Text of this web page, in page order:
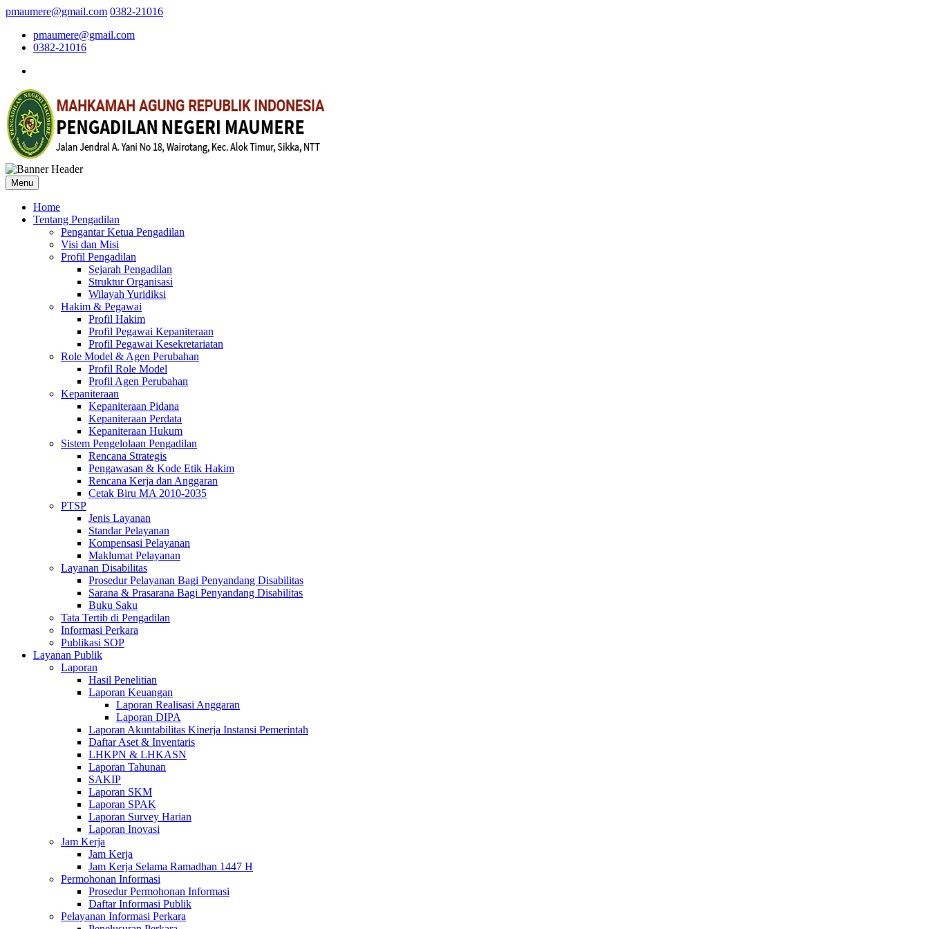
pmaumere@gmail.com 0382-21016
pmaumere@gmail.com
0382-21016
Menu
Home
Tentang Pengadilan
Pengantar Ketua Pengadilan
Visi dan Misi
Profil Pengadilan
Sejarah Pengadilan
Struktur Organisasi
Wilayah Yuridiksi
Hakim & Pegawai
Profil Hakim
Profil Pegawai Kepaniteraan
Profil Pegawai Kesekretariatan
Role Model & Agen Perubahan
Profil Role Model
Profil Agen Perubahan
Kepaniteraan
Kepaniteraan Pidana
Kepaniteraan Perdata
Kepaniteraan Hukum
Sistem Pengelolaan Pengadilan
Rencana Strategis
Pengawasan & Kode Etik Hakim
Rencana Kerja dan Anggaran
Cetak Biru MA 2010-2035
PTSP
Jenis Layanan
Standar Pelayanan
Kompensasi Pelayanan
Maklumat Pelayanan
Layanan Disabilitas
Prosedur Pelayanan Bagi Penyandang Disabilitas
Sarana & Prasarana Bagi Penyandang Disabilitas
Buku Saku
Tata Tertib di Pengadilan
Informasi Perkara
Publikasi SOP
Layanan Publik
Laporan
Hasil Penelitian
Laporan Keuangan
Laporan Realisasi Anggaran
Laporan DIPA
Laporan Akuntabilitas Kinerja Instansi Pemerintah
Daftar Aset & Inventaris
LHKPN & LHKASN
Laporan Tahunan
SAKIP
Laporan SKM
Laporan SPAK
Laporan Survey Harian
Laporan Inovasi
Jam Kerja
Jam Kerja
Jam Kerja Selama Ramadhan 1447 H
Permohonan Informasi
Prosedur Permohonan Informasi
Daftar Informasi Publik
Pelayanan Informasi Perkara